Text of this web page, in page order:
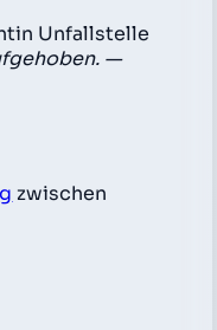
Unfallstelle
—
zwischen